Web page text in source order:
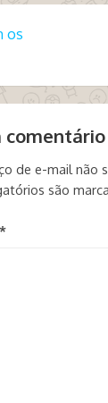
os
comentário
de e-mail não
são
*